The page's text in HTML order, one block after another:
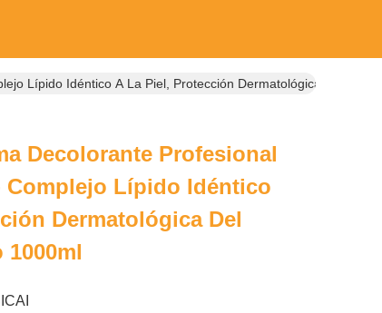
Lípido Idéntico A La Piel, Protección Dermatológica Del
Decolorante Profesional
Complejo Lípido Idéntico
Dermatológica Del
1000ml